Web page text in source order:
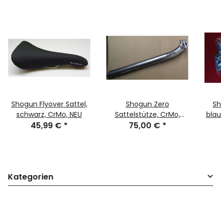
Shogun Flyover Sattel,
schwarz, CrMo, NEU
45,99 € *
Shogun Zero
Sattelstütze, CrMo,
350mm, 27,2mm, silber,
75,00 € *
Kategorien